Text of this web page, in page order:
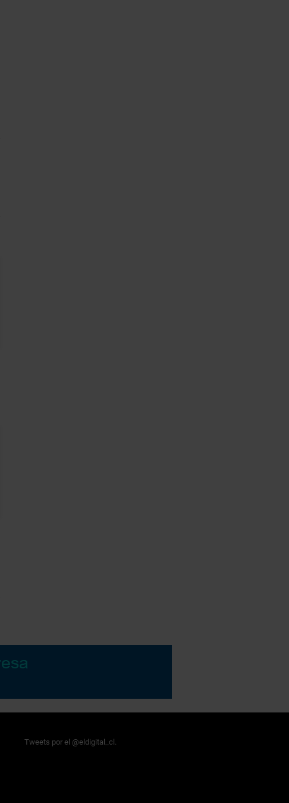
Tweets por el @eldigital_cl.